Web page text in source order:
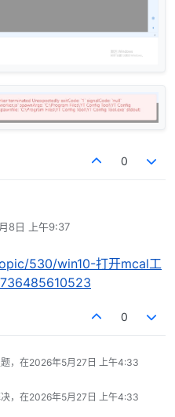
0
8日 上午9:37
530/win10-打开mcal工
0
，在2026年5月27日 上午4:33
，在2026年5月27日 上午4:33